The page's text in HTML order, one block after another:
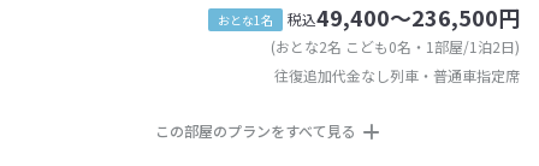
おとな1名 税込49,400～236,500円
(おとな2名 こども0名・1部屋/1泊2日)
往復追加代金なし列車・普通車指定席
この部屋のプランをすべて見る